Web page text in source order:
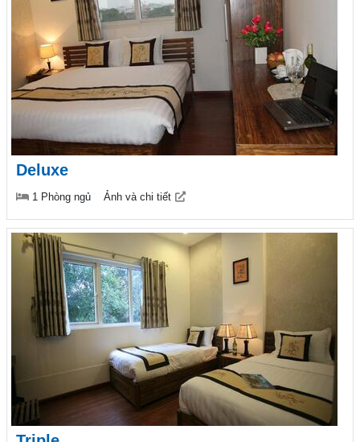
Deluxe
1 Phòng ngủ Ảnh và chi tiết